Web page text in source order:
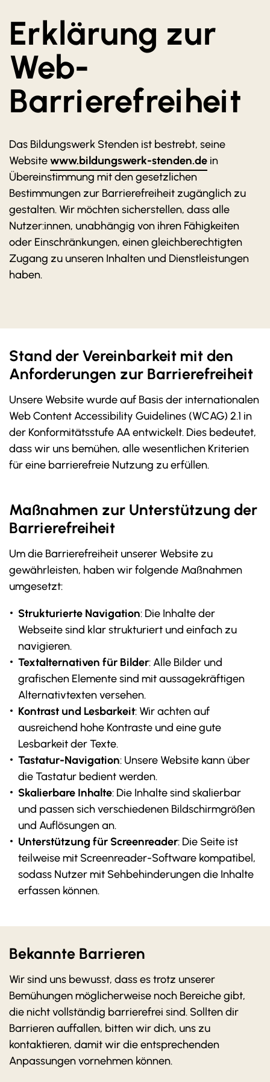
Service
Downloads
Kontakt
Newsletter
Erklärung zur
Web-
Barrierefreiheit
Das Bildungswerk Stenden ist bestrebt, seine
Websitewww.bildungswerk-stenden.de in
Übereinstimmung mit den gesetzlichen
Bestimmungen zur Barrierefreiheit zugänglich zu
gestalten. Wir möchten sicherstellen, dass alle
Nutzer:innen, unabhängig von ihren Fähigkeiten
oder Einschränkungen, einen gleichberechtigten
Zugang zu unseren Inhalten und Dienstleistungen
haben.
Stand der Vereinbarkeit mit den
Anforderungen zur Barrierefreiheit
Unsere Website wurde auf Basis der internationalen
Web Content Accessibility Guidelines (WCAG) 2.1 in
der Konformitätsstufe AA entwickelt. Dies bedeutet,
dass wir uns bemühen, alle wesentlichen Kriterien
für eine barrierefreie Nutzung zu erfüllen.
Maßnahmen zur Unterstützung der
Barrierefreiheit
Um die Barrierefreiheit unserer Website zu
gewährleisten, haben wir folgende Maßnahmen
umgesetzt:
Strukturierte Navigation: Die Inhalte der
Webseite sind klar strukturiert und einfach zu
navigieren.
Textalternativen für Bilder: Alle Bilder und
grafischen Elemente sind mit aussagekräftigen
Alternativtexten versehen.
Kontrast und Lesbarkeit: Wir achten auf
ausreichend hohe Kontraste und eine gute
Lesbarkeit der Texte.
Tastatur-Navigation: Unsere Website kann über
die Tastatur bedient werden.
Skalierbare Inhalte: Die Inhalte sind skalierbar
und passen sich verschiedenen Bildschirmgrößen
und Auflösungen an.
Unterstützung für Screenreader: Die Seite ist
teilweise mit Screenreader-Software kompatibel,
sodass Nutzer mit Sehbehinderungen die Inhalte
erfassen können.
Bekannte Barrieren
Wir sind uns bewusst, dass es trotz unserer
Bemühungen möglicherweise noch Bereiche gibt,
die nicht vollständig barrierefrei sind. Sollten dir
Barrieren auffallen, bitten wir dich, uns zu
kontaktieren, damit wir die entsprechenden
Anpassungen vornehmen können.